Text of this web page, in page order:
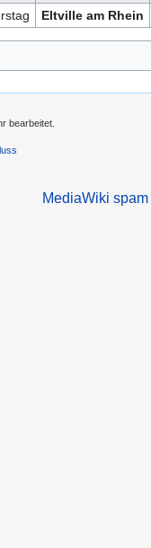
Eltville am Rhein
bearbeitet.
MediaWiki spam